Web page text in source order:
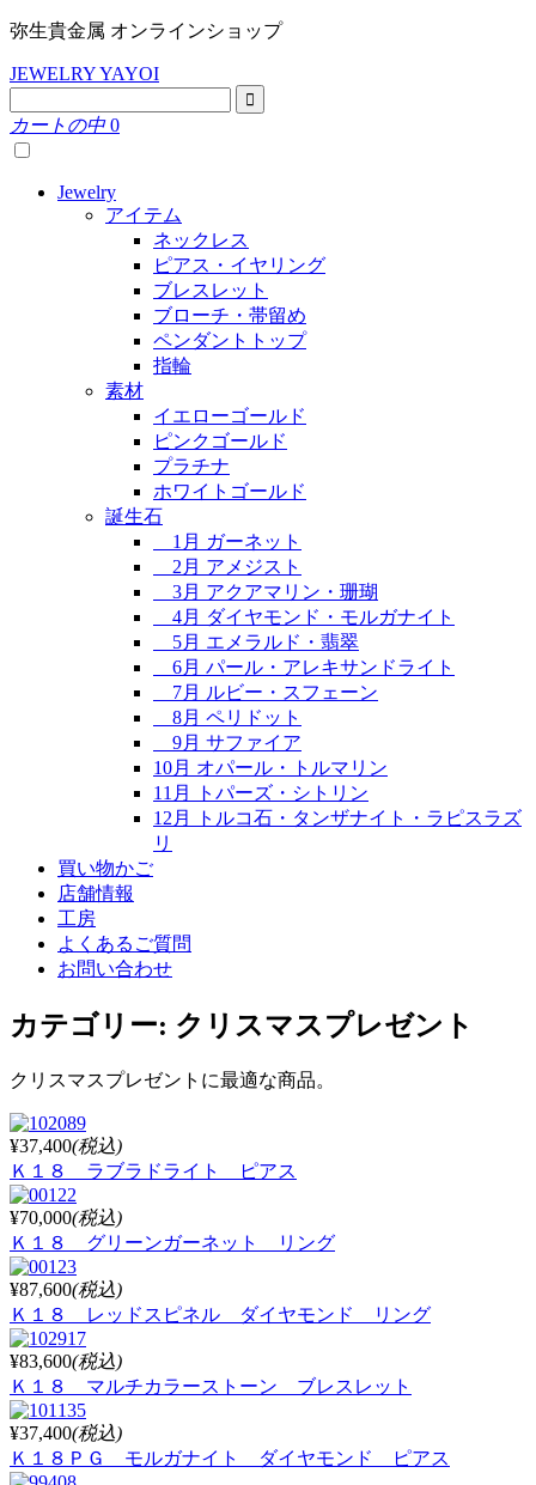
弥生貴金属 オンラインショップ
JEWELRY YAYOI
カートの中 0
Jewelry
アイテム
ネックレス
ピアス・イヤリング
ブレスレット
ブローチ・帯留め
ペンダントトップ
指輪
素材
イエローゴールド
ピンクゴールド
プラチナ
ホワイトゴールド
誕生石
1月 ガーネット
2月 アメジスト
3月 アクアマリン・珊瑚
4月 ダイヤモンド・モルガナイト
5月 エメラルド・翡翠
6月 パール・アレキサンドライト
7月 ルビー・スフェーン
8月 ペリドット
9月 サファイア
10月 オパール・トルマリン
11月 トパーズ・シトリン
12月 トルコ石・タンザナイト・ラピスラズ
リ
買い物かご
店舗情報
工房
よくあるご質問
お問い合わせ
カテゴリー: クリスマスプレゼント
クリスマスプレゼントに最適な商品。
¥37,400(税込)
Ｋ１８ ラブラドライト ピアス
¥70,000(税込)
Ｋ１８ グリーンガーネット リング
¥87,600(税込)
Ｋ１８ レッドスピネル ダイヤモンド リング
¥83,600(税込)
Ｋ１８ マルチカラーストーン ブレスレット
¥37,400(税込)
Ｋ１８ＰＧ モルガナイト ダイヤモンド ピアス